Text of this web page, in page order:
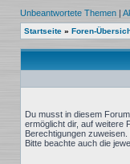
Unbeantwortete Themen |
Startseite » Foren-
Du musst in diesem
ermöglicht dir, auf weitere
Berechtigungen
Bitte beachte auch die